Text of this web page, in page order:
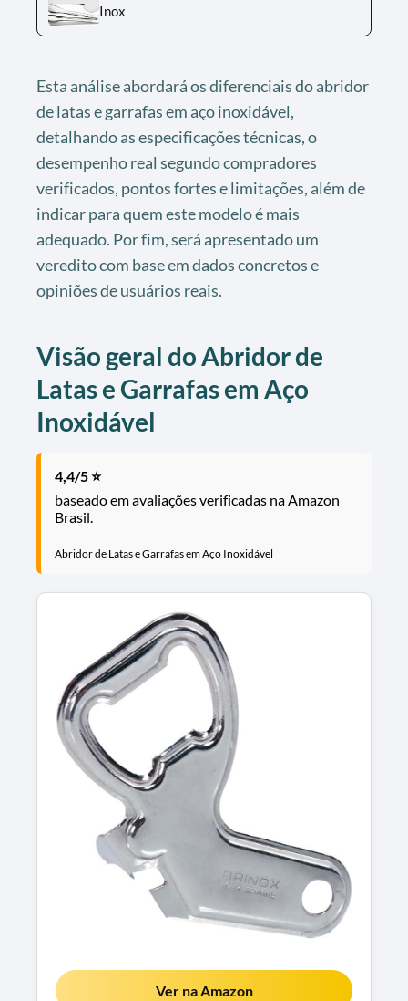
Inox
Esta análise abordará os diferenciais do abridor
de latas e garrafas em aço inoxidável,
detalhando as especificações técnicas, o
desempenho real segundo compradores
verificados, pontos fortes e limitações, além de
indicar para quem este modelo é mais
adequado. Por fim, será apresentado um
veredito com base em dados concretos e
opiniões de usuários reais.
Visão geral do Abridor de
Latas e Garrafas em Aço
Inoxidável
4,4/5 ⭐
baseado em avaliações verificadas na Amazon
Brasil.
Abridor de Latas e Garrafas em Aço Inoxidável
Ver na Amazon